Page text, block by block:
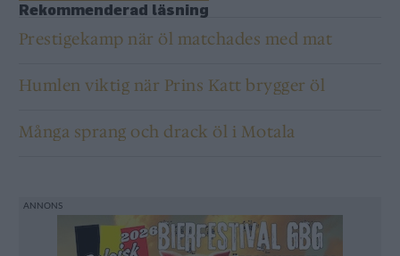
Rekommenderad läsning
Prestigekamp när öl matchades med mat
Humlen viktig när Prins Katt brygger öl
Många sprang och drack öl i Motala